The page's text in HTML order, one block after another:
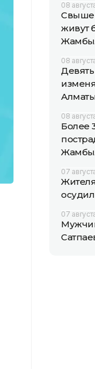
08
Свыше
живут
08
08
Более
07
07